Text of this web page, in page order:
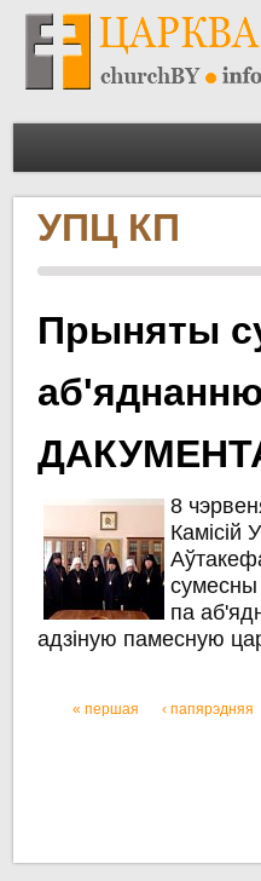
УПЦ КП
Прыняты
8
Камісій
сумесны
па
адзіную памесную
Старонкі
« першая ‹ папярэдняя